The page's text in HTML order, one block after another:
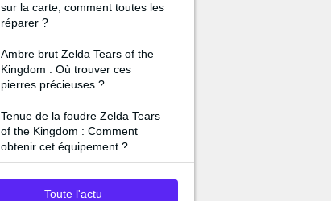
sur la carte, comment toutes les
réparer ?
Ambre brut Zelda Tears of the
Kingdom : Où trouver ces
pierres précieuses ?
Tenue de la foudre Zelda Tears
of the Kingdom : Comment
obtenir cet équipement ?
Toute l'actu